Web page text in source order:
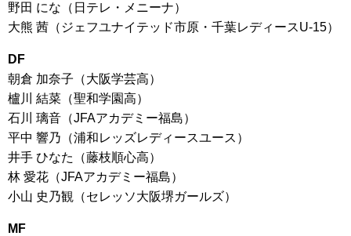
野田 にな（日テレ・メニーナ）
大熊 茜（ジェフユナイテッド市原・千葉レディースU-15）
DF
朝倉 加奈子（大阪学芸高）
櫨川 結菜（聖和学園高）
石川 璃音（JFAアカデミー福島）
平中 響乃（浦和レッズレディースユース）
井手 ひなた（藤枝順心高）
林 愛花（JFAアカデミー福島）
小山 史乃観（セレッソ大阪堺ガールズ）
MF